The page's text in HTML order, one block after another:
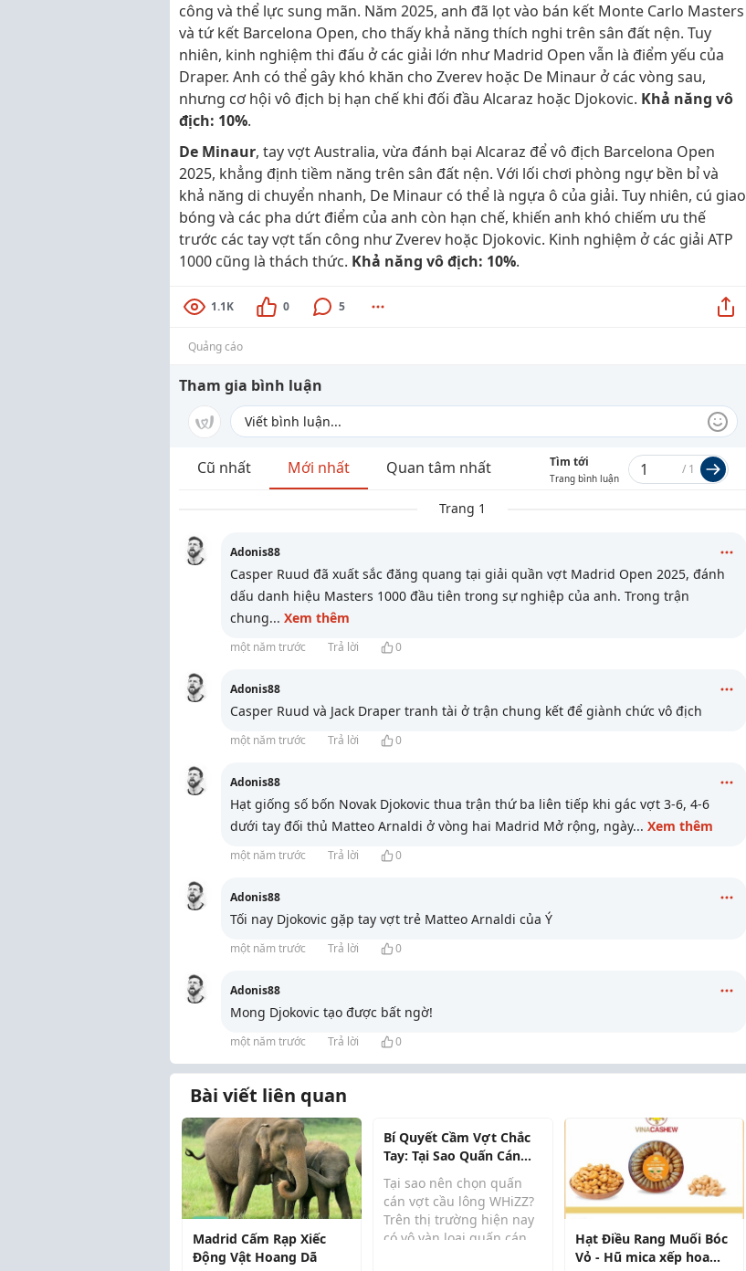
công và thể lực sung mãn. Năm 2025, anh đã lọt vào bán kết Monte Carlo Masters
và tứ kết Barcelona Open, cho thấy khả năng thích nghi trên sân đất nện. Tuy
nhiên, kinh nghiệm thi đấu ở các giải lớn như Madrid Open vẫn là điểm yếu của
Draper. Anh có thể gây khó khăn cho Zverev hoặc De Minaur ở các vòng sau,
nhưng cơ hội vô địch bị hạn chế khi đối đầu Alcaraz hoặc Djokovic. Khả năng vô
địch: 10%.
De Minaur, tay vợt Australia, vừa đánh bại Alcaraz để vô địch Barcelona Open
2025, khẳng định tiềm năng trên sân đất nện. Với lối chơi phòng ngự bền bỉ và
khả năng di chuyển nhanh, De Minaur có thể là ngựa ô của giải. Tuy nhiên, cú giao
bóng và các pha dứt điểm của anh còn hạn chế, khiến anh khó chiếm ưu thế
trước các tay vợt tấn công như Zverev hoặc Djokovic. Kinh nghiệm ở các giải ATP
1000 cũng là thách thức. Khả năng vô địch: 10%.
1.1K 0 5
Quảng cáo
Tham gia bình luận
Cũ nhất Mới nhất Quan tâm nhất Tìm tới
Trang bình luận
/ 1
Trang 1
Adonis88
Casper Ruud đã xuất sắc đăng quang tại giải quần vợt Madrid Open 2025, đánh
dấu danh hiệu Masters 1000 đầu tiên trong sự nghiệp của anh. Trong trận
chung... Xem thêm
một năm trước Trả lời 0
Adonis88
Casper Ruud và Jack Draper tranh tài ở trận chung kết để giành chức vô địch
một năm trước Trả lời 0
Adonis88
Hạt giống số bốn Novak Djokovic thua trận thứ ba liên tiếp khi gác vợt 3-6, 4-6
dưới tay đối thủ Matteo Arnaldi ở vòng hai Madrid Mở rộng, ngày... Xem thêm
một năm trước Trả lời 0
Adonis88
Tối nay Djokovic gặp tay vợt trẻ Matteo Arnaldi của Ý
một năm trước Trả lời 0
Adonis88
Mong Djokovic tạo được bất ngờ!
một năm trước Trả lời 0
Bài viết liên quan
Madrid Cấm Rạp Xiếc
Động Vật Hoang Dã
Bí Quyết Cầm Vợt Chắc
Tay: Tại Sao Quấn Cán
WHiZZ Là Lựa Chọn
Hàng Đầu?
Tại sao nên chọn quấn
cán vợt cầu lông WHiZZ?
Trên thị trường hiện nay
có vô vàn loại quấn cán,
Hạt Điều Rang Muối Bóc
Vỏ - Hũ mica xếp hoa